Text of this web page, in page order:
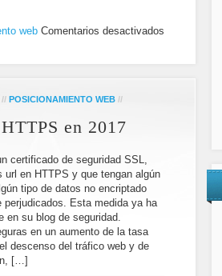
web Comentarios desactivados
// POSICIONAMIENTO WEB //
en 2017
certificado de seguridad SSL,
url en HTTPS y que tengan algún
tipo de datos no encriptado
perjudicados. Esta medida ya ha
en su blog de seguridad.
en un aumento de la tasa
descenso del tráfico web y de
[…]